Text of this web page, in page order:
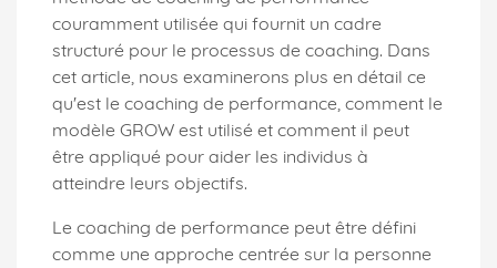
couramment utilisée qui fournit un cadre
structuré pour le processus de coaching. Dans
cet article, nous examinerons plus en détail ce
qu'est le coaching de performance, comment le
modèle GROW est utilisé et comment il peut
être appliqué pour aider les individus à
atteindre leurs objectifs.
Le coaching de performance peut être défini
comme une approche centrée sur la personne